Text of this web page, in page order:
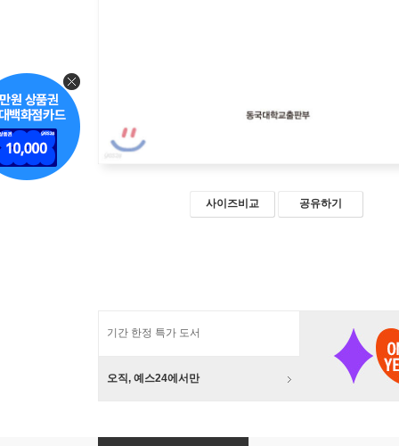
사이즈비교 공유하기
기간 한정 특가 도서
오직, 예스24에서만